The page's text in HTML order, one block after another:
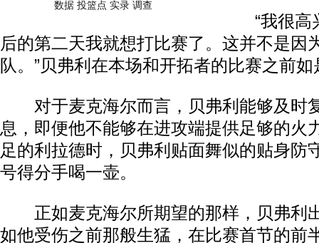
数据 投篮点 实录 调查
“我很高
后的第二天我就想打比赛了。这并不是因
队。”贝弗利在本场和开拓者的比赛之前如
对于麦克海尔而言，贝弗利能够及时
息，即便他不能够在进攻端提供足够的火
足的利拉德时，贝弗利贴面舞似的贴身防
号得分手喝一壶。
正如麦克海尔所期望的那样，贝弗利
如他受伤之前那般生猛，在比赛首节的前